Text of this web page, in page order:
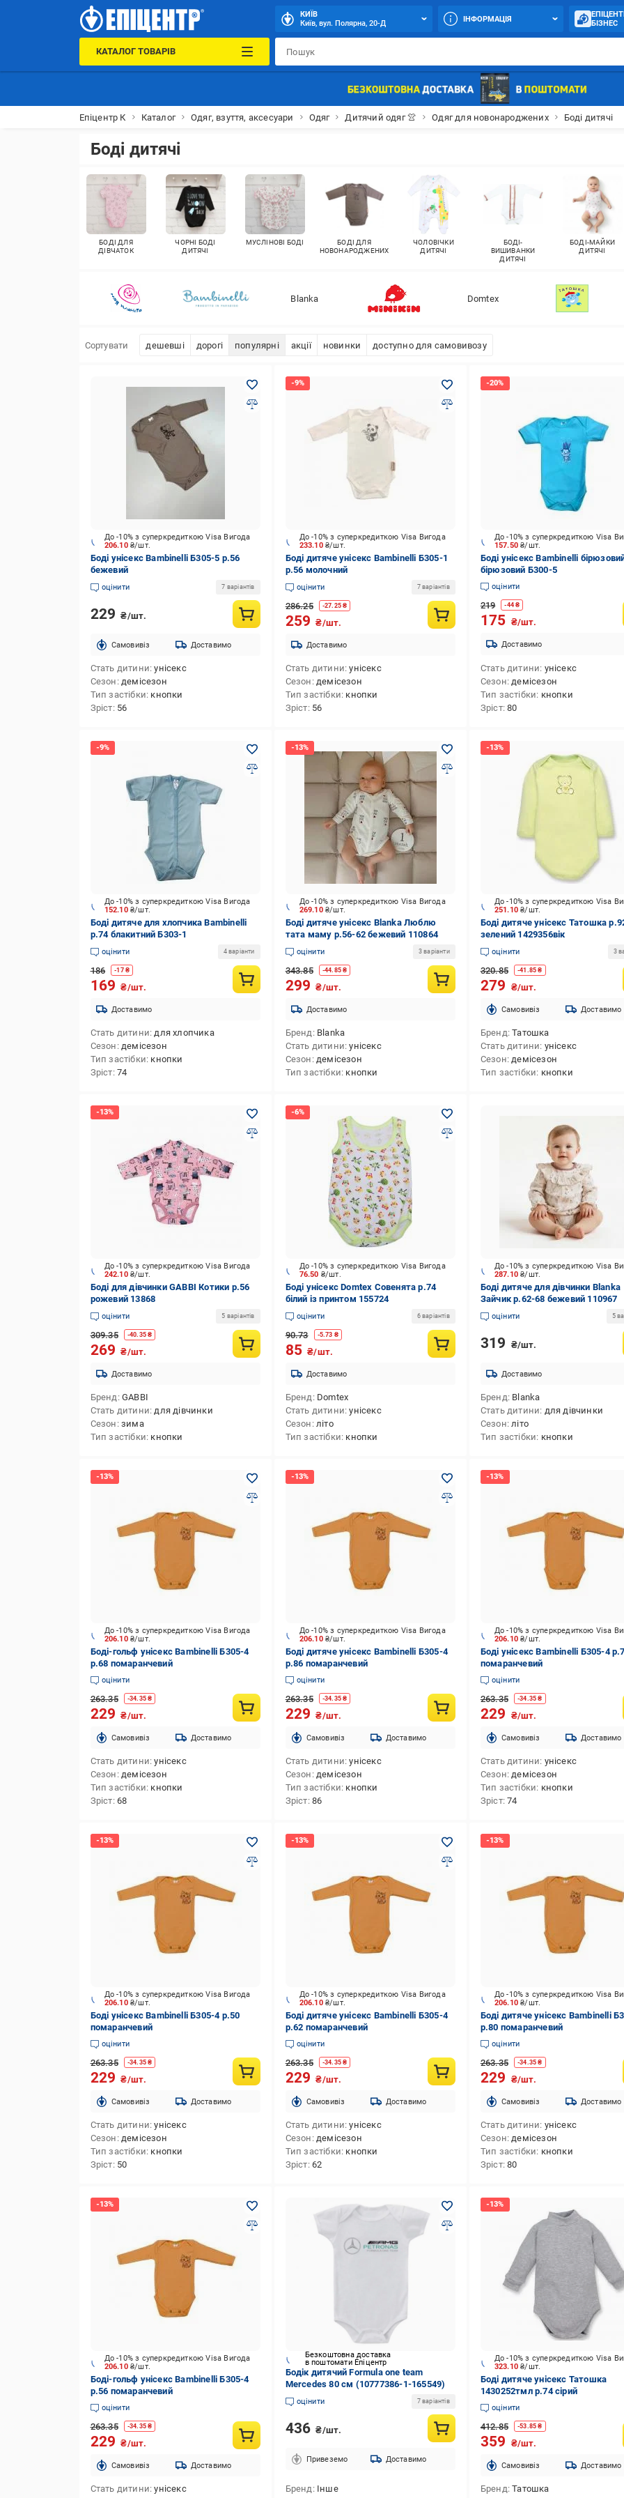
КИЇВ
Київ, вул. Полярна, 20-Д
ІНФОРМАЦІЯ
БІЗНЕС
КАТАЛОГ ТОВАРІВ
Епіцентр К Каталог Одяг, взуття, аксесуари Одяг Дитячий одяг 👚 Одяг для новонароджених Боді дитячі
Боді дитячі
БОДІ ДЛЯ
ДІВЧАТОК
ЧОРНІ БОДІ
ДИТЯЧІ
МУСЛІНОВІ БОДІ
БОДІ ДЛЯ
НОВОНАРОДЖЕНИХ
ЧОЛОВІЧКИ
ДИТЯЧІ
БОДІ-
ВИШИВАНКИ
ДИТЯЧІ
БОДІ-МАЙКИ
ДИТЯЧІ
Blanka Domtex
Сортувати дешевші дорогі популярні акції новинки доступно для самовивозу
206.10 ₴/шт.
До -10% з суперкредиткою Visa Вигода
Боді унісекс Bambinelli Б305-5 р.56
бежевий
оцінити 7 варіантів
229 ₴/шт.
Cамовивіз Доставимо
Стать дитини унісекс
Сезон демісезон
Тип застібки кнопки
Зріст 56
233.10₴/шт.
До -10% з суперкредиткою Visa Вигода
Боді дитяче унісекс Bambinelli Б305-1
р.56 молочний
оцінити 7 варіантів
286.25 -27.25 ₴
259 ₴/шт.
Доставимо
Стать дитини унісекс
Сезон демісезон
Тип застібки кнопки
Зріст 56
157.50₴/шт.
До -10% з суперкредиткою Visa
Боді унісекс Bambinelli
бірюзовий Б300-5
оцінити
219 -44₴
175 ₴/шт.
Доставимо
Стать дитини унісекс
Сезон демісезон
Тип застібки кнопки
Зріст 80
152.10 ₴/шт.
До -10% з суперкредиткою Visa Вигода
Боді дитяче для хлопчика Bambinelli
р.74 блакитний Б303-1
оцінити 4 варіанти
186 -17₴
169 ₴/шт.
Доставимо
Стать дитини для хлопчика
Сезон демісезон
Тип застібки кнопки
Зріст 74
269.10₴/шт.
До -10% з суперкредиткою Visa Вигода
Боді дитяче унісекс Blanka Люблю
тата маму р.56-62 бежевий 110864
оцінити 3 варіанти
343.85 -44.85 ₴
299 ₴/шт.
Доставимо
Бренд Blanka
Стать дитини унісекс
Сезон демісезон
Тип застібки кнопки
251.10₴/шт.
До -10% з суперкредиткою Visa
Боді дитяче унісекс Татошка
зелений 1429356вік
оцінити 3
320.85 -41.85 ₴
279 ₴/шт.
Cамовивіз Доставимо
Бренд Татошка
Стать дитини унісекс
Сезон демісезон
Тип застібки кнопки
242.10 ₴/шт.
До -10% з суперкредиткою Visa Вигода
Боді для дівчинки GABBI Котики р.56
рожевий 13868
оцінити 5 варіантів
309.35 -40.35₴
269 ₴/шт.
Доставимо
Бренд GABBI
Стать дитини для дівчинки
Сезон зима
Тип застібки кнопки
76.50 ₴/шт.
До -10% з суперкредиткою Visa Вигода
Боді унісекс Domtex Совенята р.74
білий із принтом 155724
оцінити 6 варіантів
90.73 -5.73 ₴
85 ₴/шт.
Доставимо
Бренд Domtex
Стать дитини унісекс
Сезон літо
Тип застібки кнопки
287.10₴/шт.
До -10% з суперкредиткою Visa
Боді дитяче для дівчинки Blanka
Зайчик р.62-68 бежевий 110967
оцінити 5
319 ₴/шт.
Доставимо
Бренд Blanka
Стать дитини для дівчинки
Сезон літо
Тип застібки кнопки
206.10 ₴/шт.
До -10% з суперкредиткою Visa Вигода
Боді-гольф унісекс Bambinelli Б305-4
р.68 помаранчевий
оцінити
263.35 -34.35₴
229 ₴/шт.
Cамовивіз Доставимо
Стать дитини унісекс
Сезон демісезон
Тип застібки кнопки
Зріст 68
206.10₴/шт.
До -10% з суперкредиткою Visa Вигода
Боді дитяче унісекс Bambinelli Б305-4
р.86 помаранчевий
оцінити
263.35 -34.35 ₴
229 ₴/шт.
Cамовивіз Доставимо
Стать дитини унісекс
Сезон демісезон
Тип застібки кнопки
Зріст 86
206.10₴/шт.
До -10% з суперкредиткою Visa
Боді унісекс Bambinelli Б305-4
помаранчевий
оцінити
263.35 -34.35 ₴
229 ₴/шт.
Cамовивіз Доставимо
Стать дитини унісекс
Сезон демісезон
Тип застібки кнопки
Зріст 74
206.10 ₴/шт.
До -10% з суперкредиткою Visa Вигода
Боді унісекс Bambinelli Б305-4 р.50
помаранчевий
оцінити
263.35 -34.35₴
229 ₴/шт.
Cамовивіз Доставимо
Стать дитини унісекс
Сезон демісезон
Тип застібки кнопки
Зріст 50
206.10₴/шт.
До -10% з суперкредиткою Visa Вигода
Боді дитяче унісекс Bambinelli Б305-4
р.62 помаранчевий
оцінити
263.35 -34.35 ₴
229 ₴/шт.
Cамовивіз Доставимо
Стать дитини унісекс
Сезон демісезон
Тип застібки кнопки
Зріст 62
206.10₴/шт.
До -10% з суперкредиткою Visa
Боді дитяче унісекс Bambinelli
р.80 помаранчевий
оцінити
263.35 -34.35 ₴
229 ₴/шт.
Cамовивіз Доставимо
Стать дитини унісекс
Сезон демісезон
Тип застібки кнопки
Зріст 80
206.10 ₴/шт.
До -10% з суперкредиткою Visa Вигода
Боді-гольф унісекс Bambinelli Б305-4
р.56 помаранчевий
оцінити
263.35 -34.35₴
229 ₴/шт.
Cамовивіз Доставимо
Стать дитини унісекс
Безкоштовна доставка
в поштомати Епіцентр
Бодік дитячий Formula one team
Mercedes 80 см (10777386-1-165549)
оцінити 7 варіантів
436 ₴/шт.
Привеземо Доставимо
Бренд Інше
323.10₴/шт.
До -10% з суперкредиткою Visa
Боді дитяче унісекс Татошка
1430252тмл р.74 сірий
оцінити
412.85 -53.85 ₴
359 ₴/шт.
Cамовивіз Доставимо
Бренд Татошка